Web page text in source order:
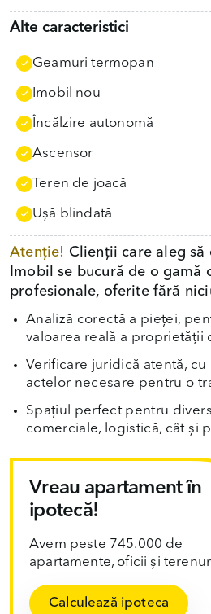
Alte caracteristici
Geamuri termopan
Imobil nou
Încălzire autonomă
Ascensor
Teren de joacă
Uşă blindată
Atenție! Clienții care aleg să
Imobil se bucură de o gamă
profesionale, oferite fără
Analiză corectă a pieței,
valoarea reală a proprietății
Verificare juridică atentă,
actelor necesare pentru o
Spațiul perfect pentru
comerciale, logistică, cât și
Vreau apartament în
ipotecă!
Avem peste 745.000 de
apartamente, oficii și
Calculează ipoteca